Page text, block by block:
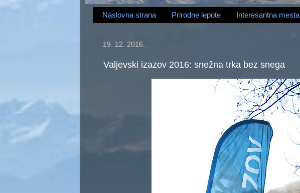
Naslovna strana Prirodne lepote Interesantna mesta
19. 12. 2016.
Valjevski izazov 2016: snežna trka bez snega